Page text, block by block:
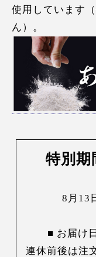
使用しています
ん）。
特別期
8月13
■ お届け
連休前後は注